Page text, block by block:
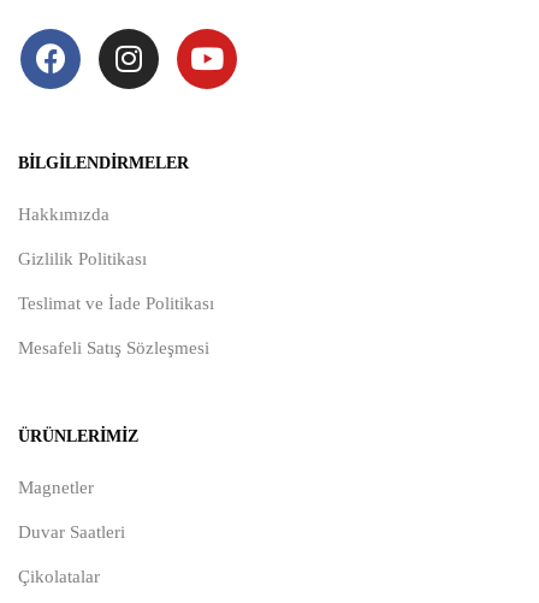
BILGILENDIRMELER
Hakkımızda
Gizlilik Politikası
Teslimat ve İade Politikası
Mesafeli Satış Sözleşmesi
ÜRÜNLERIMIZ
Magnetler
Duvar Saatleri
Çikolatalar